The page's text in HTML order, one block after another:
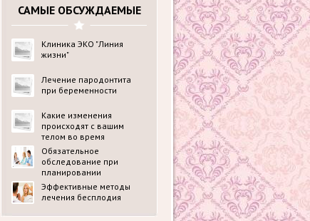
САМЫЕ ОБСУЖДАЕМЫЕ
Клиника ЭКО "Линия
жизни"
Лечение пародонтита
при беременности
Какие изменения
происходят с вашим
телом во время
беременности?
Обязательное
обследование при
планировании
беременности в
медицинском центре
ldck.ru: перечень
анализов
Эффективные методы
лечения бесплодия